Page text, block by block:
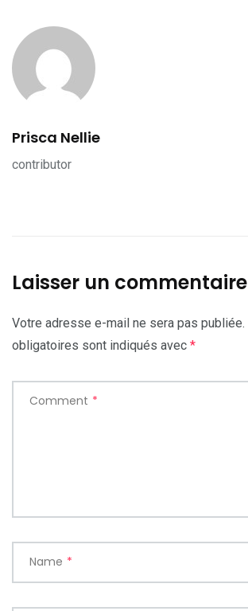
Prisca Nellie
contributor
Laisser un commentaire
Votre adresse e-mail ne sera pas publiée.
obligatoires sont indiqués avec *
Comment *
Name *